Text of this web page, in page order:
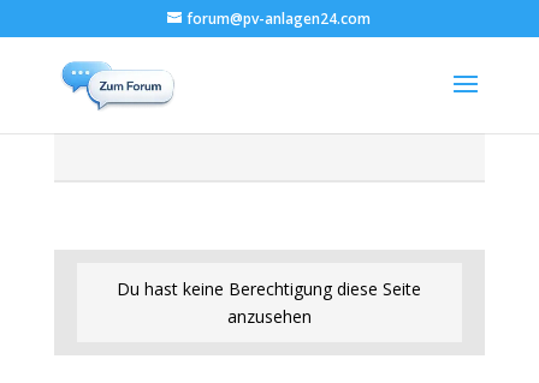
forum@pv-anlagen24.com
Du hast keine Berechtigung diese Seite
anzusehen